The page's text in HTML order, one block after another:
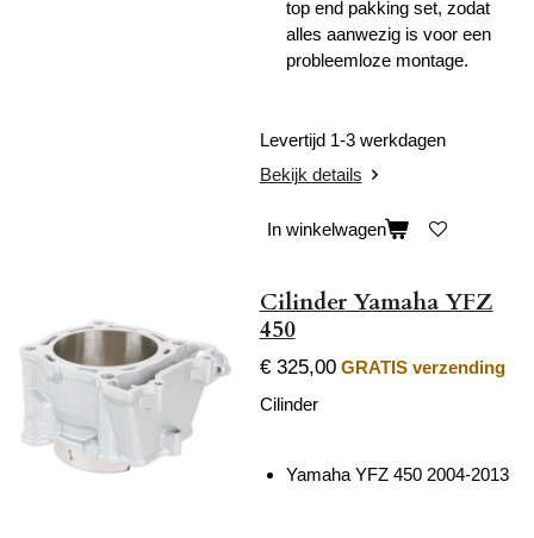
top end pakking set, zodat
alles aanwezig is voor een
probleemloze montage.
Levertijd 1-3 werkdagen
Bekijk details
In winkelwagen
Cilinder Yamaha YFZ
450
€ 325,00 GRATIS verzending
Cilinder
Yamaha YFZ 450 2004-2013